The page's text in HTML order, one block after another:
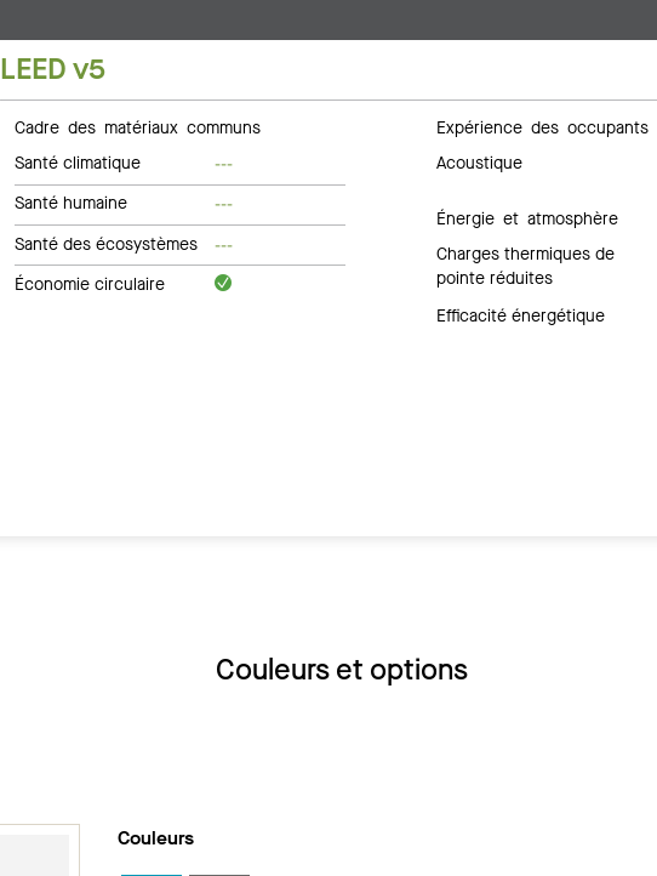
LEED v5
Cadre des matériaux communs
Santé climatique
---
Santé humaine
---
Santé des écosystèmes
---
Économie circulaire
Expérience des occupants
Acoustique
Énergie et atmosphère
Charges thermiques de
pointe réduites
Efficacité énergétique
Couleurs et options
Couleurs